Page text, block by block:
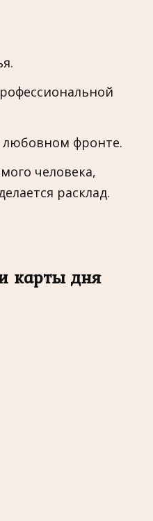
любовном фронте.
человека,
расклад.
карты дня